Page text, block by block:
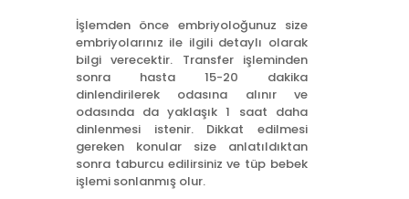
İşlemden önce embriyoloğunuz size
embriyolarınız ile ilgili detaylı olarak
bilgi verecektir. Transfer işleminden
sonra hasta 15-20 dakika
dinlendirilerek odasına alınır ve
odasında da yaklaşık 1 saat daha
dinlenmesi istenir. Dikkat edilmesi
gereken konular size anlatıldıktan
sonra taburcu edilirsiniz ve tüp bebek
işlemi sonlanmış olur.